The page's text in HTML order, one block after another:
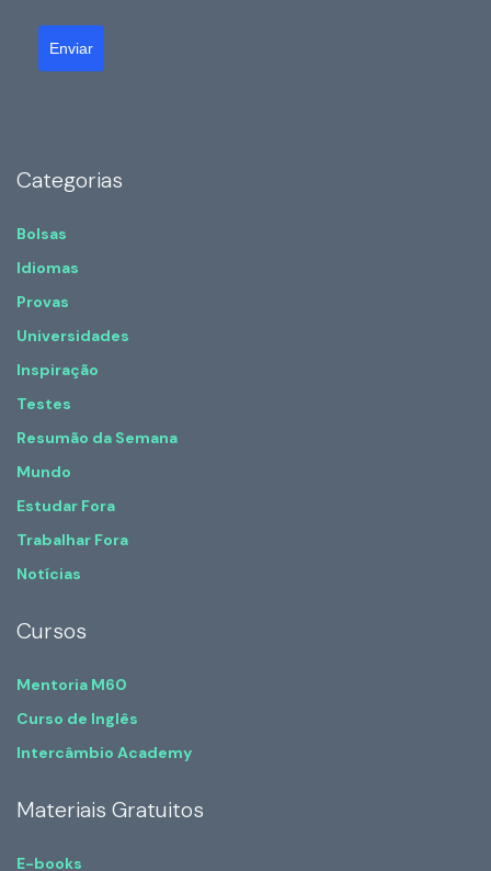
Enviar
Categorias
Bolsas
Idiomas
Provas
Universidades
Inspiração
Testes
Resumão da Semana
Mundo
Estudar Fora
Trabalhar Fora
Notícias
Cursos
Mentoria M60
Curso de Inglês
Intercâmbio Academy
Materiais Gratuitos
E-books